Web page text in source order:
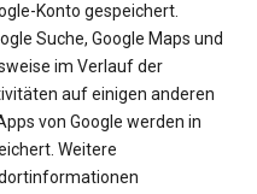
Konto gespeichert.
Suche, Google Maps und
im Verlauf der
auf einigen anderen
von Google werden in
Weitere